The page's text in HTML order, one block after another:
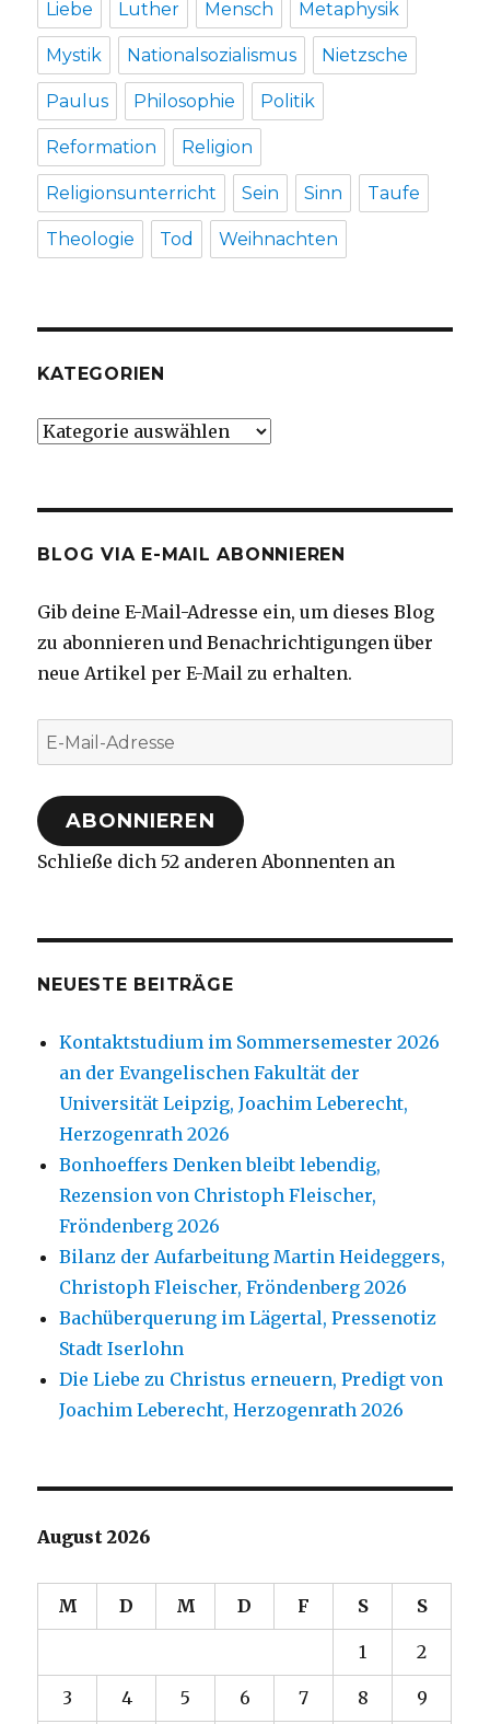
Liebe Luther Mensch Metaphysik
Mystik Nationalsozialismus Nietzsche
Paulus Philosophie Politik
Reformation Religion
Religionsunterricht Sein Sinn Taufe
Theologie Tod Weihnachten
KATEGORIEN
Kategorien
BLOG VIA E-MAIL ABONNIEREN
Gib deine E-Mail-Adresse ein, um dieses Blog
zu abonnieren und Benachrichtigungen über
neue Artikel per E-Mail zu erhalten.
E-
Mail-
Adresse
ABONNIEREN
Schließe dich 52 anderen Abonnenten an
NEUESTE BEITRÄGE
Kontaktstudium im Sommersemester 2026
an der Evangelischen Fakultät der
Universität Leipzig, Joachim Leberecht,
Herzogenrath 2026
Bonhoeffers Denken bleibt lebendig,
Rezension von Christoph Fleischer,
Fröndenberg 2026
Bilanz der Aufarbeitung Martin Heideggers,
Christoph Fleischer, Fröndenberg 2026
Bachüberquerung im Lägertal, Pressenotiz
Stadt Iserlohn
Die Liebe zu Christus erneuern, Predigt von
Joachim Leberecht, Herzogenrath 2026
August 2026
M D M D F S S
1 2
3 4 5 6 7 8 9